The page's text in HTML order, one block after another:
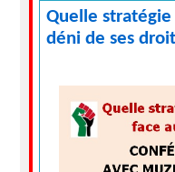
Quelle
déni de ses